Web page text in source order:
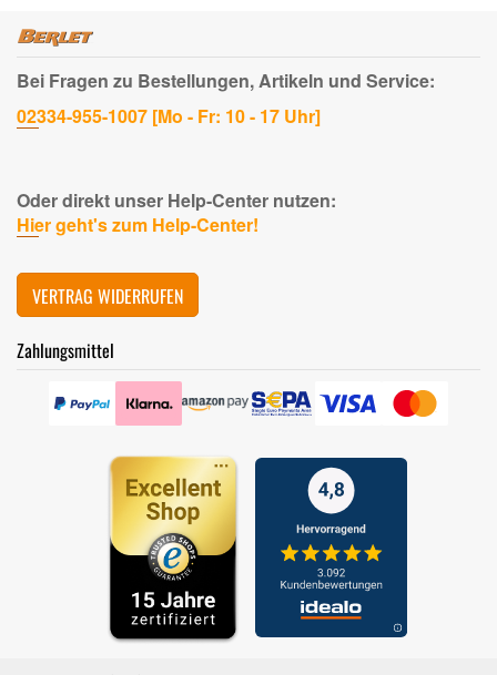
Bei Fragen zu Bestellungen, Artikeln und Service:
02334-955-1007 [Mo - Fr: 10 - 17 Uhr]
Oder direkt unser Help-Center nutzen:
Hier geht's zum Help-Center!
VERTRAG WIDERRUFEN
Zahlungsmittel